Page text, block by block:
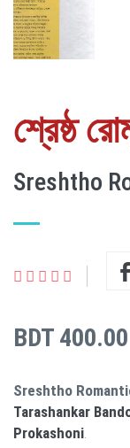
শ্রেষ্ঠ
Sreshtho
BDT 400.00
Sreshtho
Tarashankar
Prokashoni